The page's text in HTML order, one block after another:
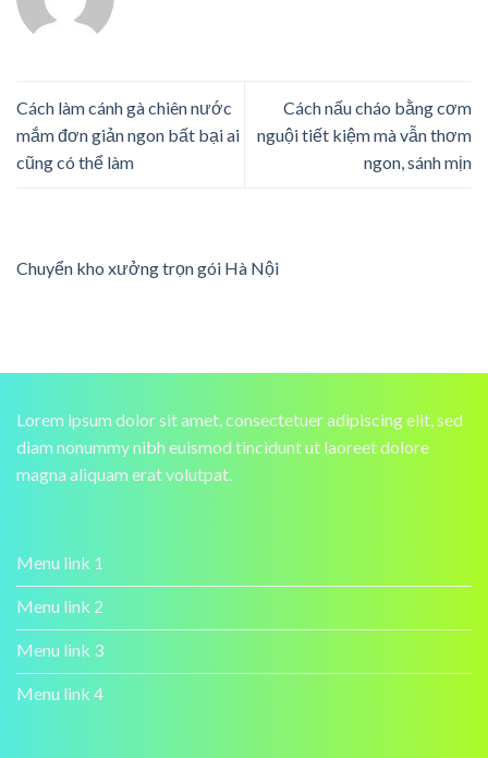
Cách làm cánh gà chiên nước
mắm đơn giản ngon bất bại ai
cũng có thể làm
Cách nấu cháo bằng cơm
nguội tiết kiệm mà vẫn thơm
ngon, sánh mịn
Chuyển kho xưởng trọn gói Hà Nội
Lorem ipsum dolor sit amet, consectetuer adipiscing elit, sed
diam nonummy nibh euismod tincidunt ut laoreet dolore
magna aliquam erat volutpat.
Menu link 1
Menu link 2
Menu link 3
Menu link 4